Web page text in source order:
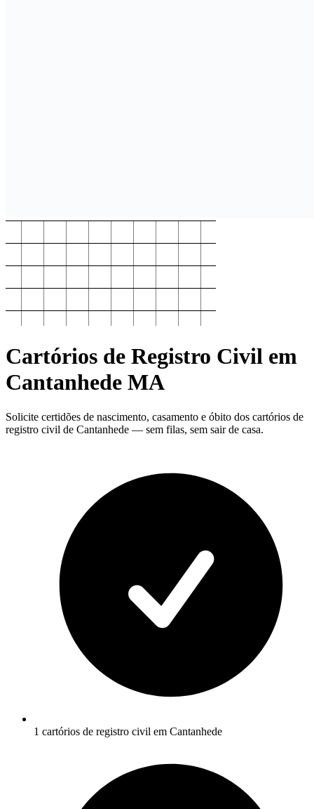
Cartórios de Registro Civil em
Cantanhede MA
Solicite certidões de nascimento, casamento e óbito dos cartórios de
registro civil de Cantanhede — sem filas, sem sair de casa.
1 cartórios de registro civil em Cantanhede